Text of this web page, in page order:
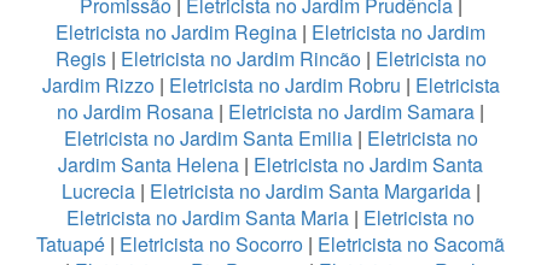
Eletricista no Jardim Regina | Eletricista no Jardim
Regis| Eletricista no Jardim Rincão| Eletricista no
Jardim Rizzo| Eletricista no Jardim Robru | Eletricista
no Jardim Rosana | Eletricista no Jardim Samara |
Eletricista no Jardim Santa Emilia| Eletricista no
Jardim Santa Helena | Eletricista no Jardim Santa
Lucrecia| Eletricista no Jardim Santa Margarida|
Eletricista no Jardim Santa Maria | Eletricista no
Tatuapé | Eletricista no Socorro | Eletricista no Sacomã